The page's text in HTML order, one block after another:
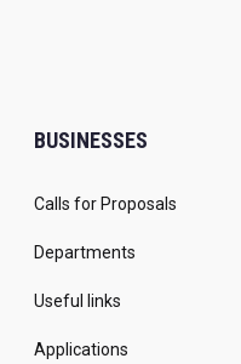
BUSINESSES
Calls for Proposals
Departments
Useful links
Applications